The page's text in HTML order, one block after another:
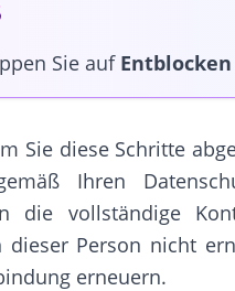
Sie auf Entblocken
Sie diese Schritte
Ihren
die vollständige
dieser Person nicht
erneuern.